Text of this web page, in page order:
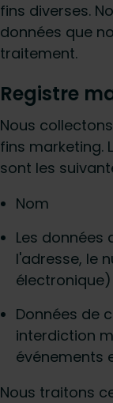
fins diverses.
données que
traitement.
Registre
Nous
fins marketing.
sont les
Nom
Les
l'adresse, le
électronique)
Données de
interdiction
événements
Nous traitons